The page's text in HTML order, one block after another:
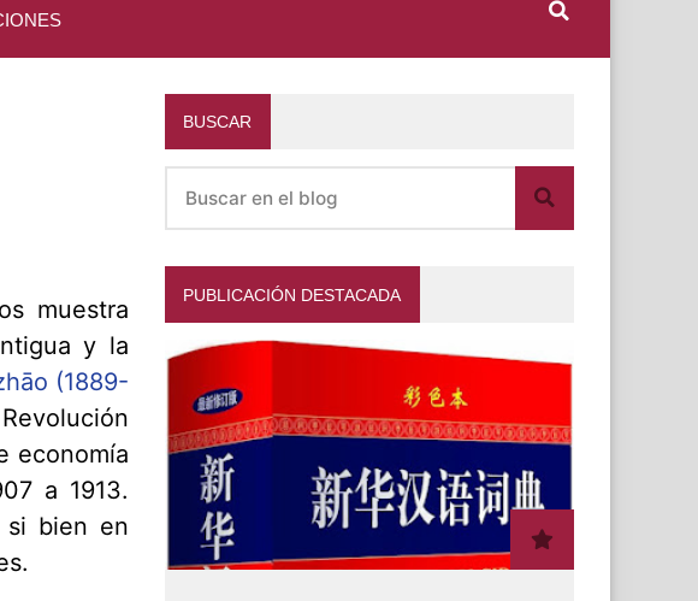
muestra
y la
(1889-
economía
a 1913.
si bien en
BUSCAR
PUBLICACIÓN DESTACADA